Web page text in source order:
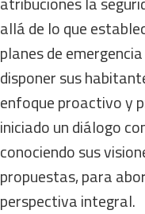
allá de lo que
planes de
disponer sus
enfoque proactivo y
iniciado un diálogo
conociendo sus
propuestas, para
perspectiva integral.